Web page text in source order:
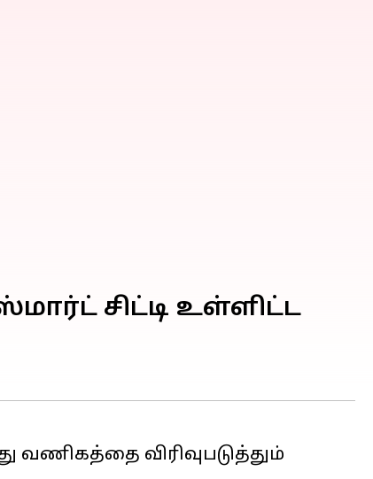
சிட்டி உள்ளிட்ட
வணிகத்தை விரிவுபடுத்தும்